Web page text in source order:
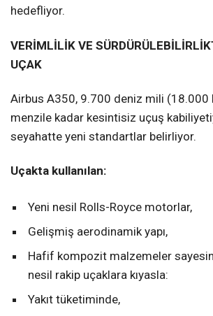
hedefliyor.
VERİMLİLİK VE
UÇAK
Airbus A350, 9.700 deniz mili (18.000
menzile kadar kesintisiz uçuş
seyahatte yeni standartlar belirliyor.
Uçakta kullanılan:
Yeni nesil Rolls-Royce motorlar,
Gelişmiş aerodinamik yapı,
Hafif kompozit malzemeler
nesil rakip uçaklara kıyasla:
Yakıt tüketiminde,